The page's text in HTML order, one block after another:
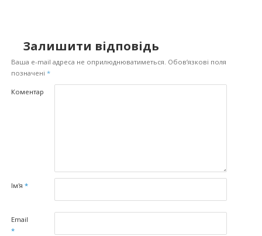
Залишити відповідь
Ваша e-mail адреса не оприлюднюватиметься. Обов’язкові поля
позначені *
Коментар
Ім'я *
Email
*